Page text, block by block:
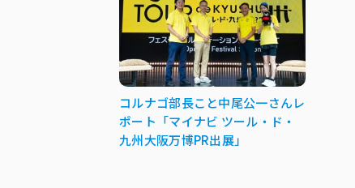
コルナゴ部長こと中尾公一さんレ
ポート「マイナビ ツール・ド・
九州大阪万博PR出展」